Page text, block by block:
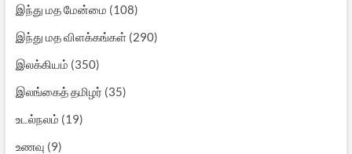
இந்து மத மேன்மை (108)
இந்து மத விளக்கங்கள்(290)
இலக்கியம் (350)
இலங்கைத் தமிழர் (35)
உடல்நலம் (19)
உணவு (9)